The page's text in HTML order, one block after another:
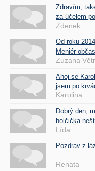
Zdravím,
za účelem
Zdenek
Od roku
Meniér
Zuzana
Ahoj se
jsem po
Karolina
Dobrý den,
holčička
Lída
Pozdrav z
Renata